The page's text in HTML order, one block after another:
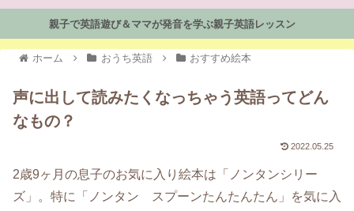
親子で英語遊び＆ママが発音を学ぶ親子英語レッスン
ホーム おうち英語 おすすめ絵本
声に出して読みたくなっちゃう英語ってどん
なもの？
2022.05.25
2歳9ヶ月の息子のお気に入り絵本は「ノンタンシリー
ズ」。特に「ノンタン スプーンたんたんたん」を気に入